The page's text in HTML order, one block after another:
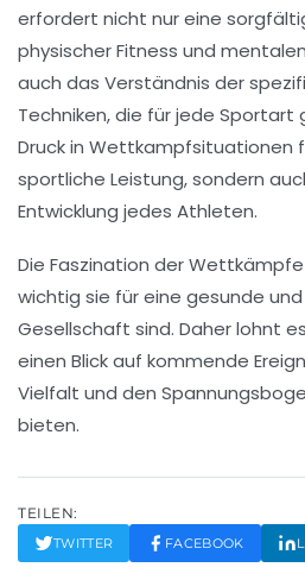
erfordert nicht nur eine
physischer Fitness und
auch das Verständnis der
Techniken, die für jede Sportart
Druckin Wettkampfsituationen
sportliche Leistung, sondern
Entwicklung jedes Athleten.
Die Faszination der
wichtig sie für eine gesunde
Gesellschaft sind. Daher lohnt
einen Blick auf kommende
Vielfalt und den
bieten.
TEILEN:
TWITTER FACEBOOK